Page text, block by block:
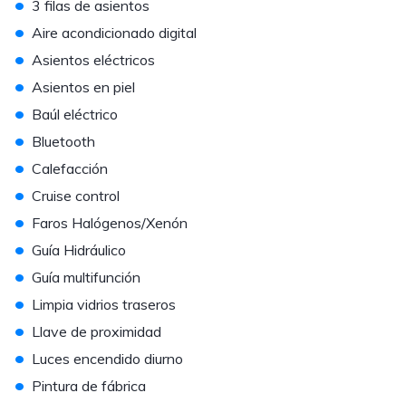
3 filas de asientos
• Aire acondicionado digital
• Asientos eléctricos
• Asientos en piel
• Baúl eléctrico
• Bluetooth
• Calefacción
• Cruise control
• Faros Halógenos/Xenón
• Guía Hidráulico
• Guía multifunción
• Limpia vidrios traseros
• Llave de proximidad
• Luces encendido diurno
• Pintura de fábrica